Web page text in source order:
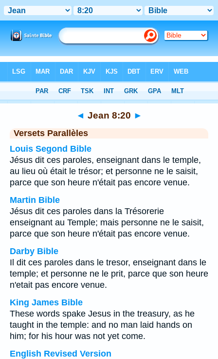
Chapitre 8> Verset 20
◄ Jean 8:20 ►
Versets Parallèles
Louis Segond Bible
Jésus dit ces paroles, enseignant dans le temple,
au lieu où était le trésor; et personne ne le saisit,
parce que son heure n'était pas encore venue.
Martin Bible
Jésus dit ces paroles dans la Trésorerie
enseignant au Temple; mais personne ne le saisit,
parce que son heure n'était pas encore venue.
Darby Bible
Il dit ces paroles dans le tresor, enseignant dans le
temple; et personne ne le prit, parce que son heure
n'etait pas encore venue.
King James Bible
These words spake Jesus in the treasury, as he
taught in the temple: and no man laid hands on
him; for his hour was not yet come.
English Revised Version